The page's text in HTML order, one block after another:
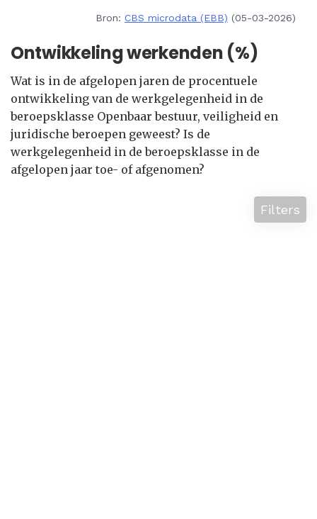
Bron: CBS microdata (EBB) (05-03-2026)
Ontwikkeling werkenden (%)
Wat is in de afgelopen jaren de procentuele
ontwikkeling van de werkgelegenheid in de
beroepsklasse Openbaar bestuur, veiligheid en
juridische beroepen geweest? Is de
werkgelegenheid in de beroepsklasse in de
afgelopen jaar toe- of afgenomen?
Filters